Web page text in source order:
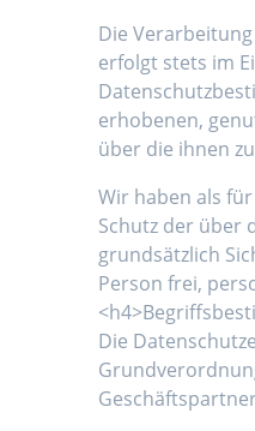
Die
erfolgt stets im
erhobenen,
über die ihnen
Wir haben als
Schutz der über
grundsätzlich
Person frei,
Die